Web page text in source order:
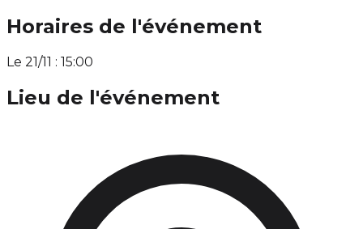
Horaires de l'événement
Le 21/11 : 15:00
Lieu de l'événement